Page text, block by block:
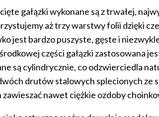
gałązki wykonane są z trwałej,
aż trzy warstwy folii dzięki
jest bardzo puszyste, gęste i
części gałązki zastosowana
są cylindrycznie, co odzwierciedla
drutów stalowych splecionych ze
zawieszać nawet ciężkie ozdoby